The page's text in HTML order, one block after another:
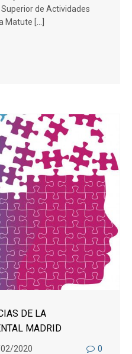
de Actividades
Matute […]
DE LA
MADRID
02/2020 0